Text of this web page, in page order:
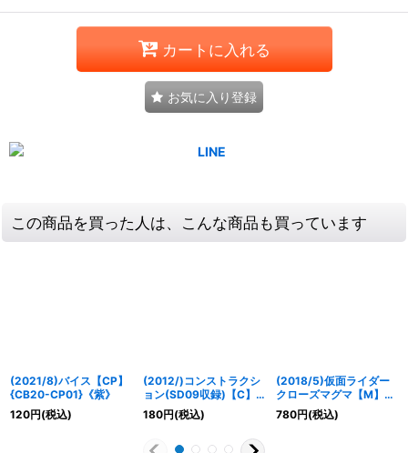
カートに入れる
お気に入り登録
この商品を買った人は、こんな商品も買っています
(2021/8)バイス【CP】
{CB20-CP01}《紫》
120円(税込)
(2012/)コンストラクシ
ョン(SD09収録)【C】
{BS03-148}《青》
180円(税込)
(2018/5)仮面ライダー
クローズマグマ【M】
{CB06-067}《多》
780円(税込)